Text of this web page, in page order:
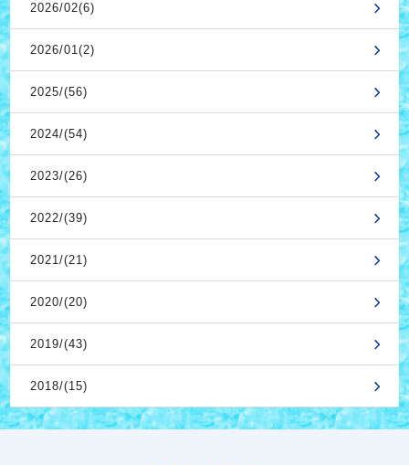
2026/02(6)
2026/01(2)
2025/(56)
2024/(54)
2023/(26)
2022/(39)
2021/(21)
2020/(20)
2019/(43)
2018/(15)